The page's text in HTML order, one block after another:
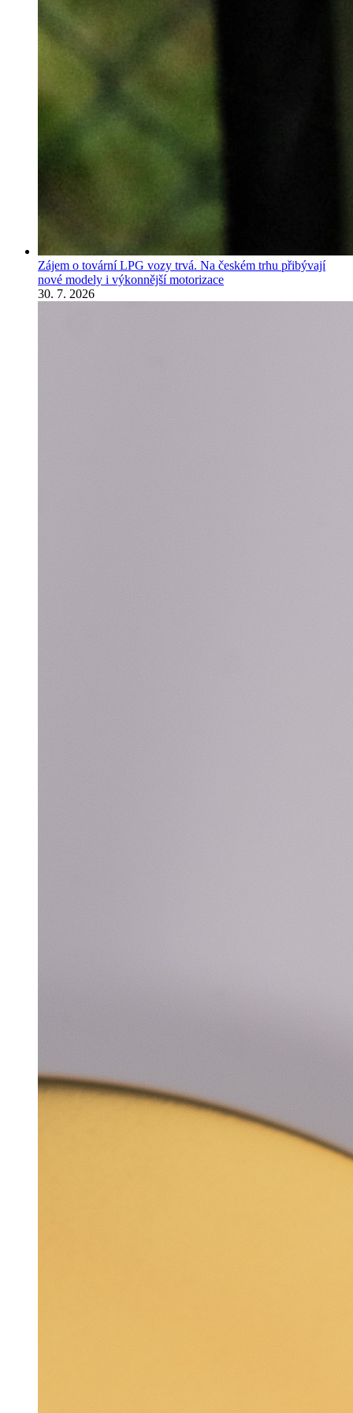
Zájem o tovární LPG vozy trvá. Na českém trhu přibývají
nové modely i výkonnější motorizace
30. 7. 2026